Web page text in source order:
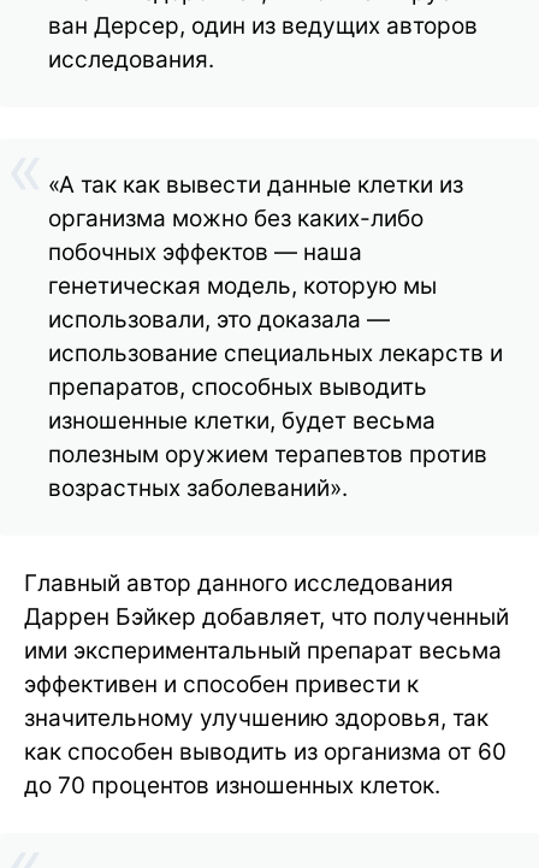
ван Дерсер, один из ведущих авторов
исследования.
«А так как вывести данные клетки из
организма можно без каких-либо
побочных эффектов — наша
генетическая модель, которую мы
использовали, это доказала —
использование специальных лекарств и
препаратов, способных выводить
изношенные клетки, будет весьма
полезным оружием терапевтов против
возрастных заболеваний».
Главный автор данного исследования
Даррен Бэйкер добавляет, что полученный
ими экспериментальный препарат весьма
эффективен и способен привести к
значительному улучшению здоровья, так
как способен выводить из организма от 60
до 70 процентов изношенных клеток.